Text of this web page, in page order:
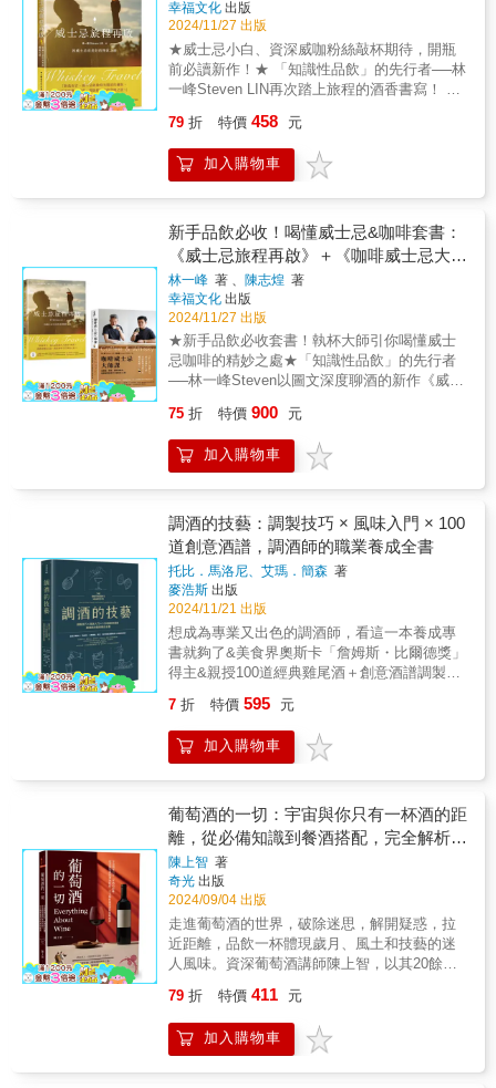
酒單4. 探討未來調酒師應具備的素養5. 展望酒
吧業的前景6. 現代調酒師如何面對永續性、環
境問題、健康問題 ☛創意酒譜先睹為快，視覺
與味覺雙重享受！🍷蜂蜜薑汁莫斯科騾子
Honey Ginger Moscow Mule 伏特加為基酒，
加入自製蜂蜜薑汁精華。 🍷蘭姆酒曼哈頓 Rum
姆酒，風味絕佳。 🍷乳酸香檳 Lactic
Champagne 具有優格那種乳酸發酵風味的香檳
調酒。 🍷山葵&白桃 Wasabi & Peach 品嘗
著桃子的味道擴散開來，然後再次浮現山葵的
味道。 🍷一生 One Life 這杯酒是由茉 莉花
茶、吟釀香、蘋果、乳酸和酸葡萄汁組成，所
有材料都相輔相成，很有整體感， 口感清新宜
人。 🍷藍紋乳酪馬丁尼 Blue cheese Martini 這
杯酒的外觀無異於一杯普通的馬丁尼，喝起來
卻像在吃一塊淋了蜂蜜的藍紋乳酪。
杯，進入餐桌和日常生活。還有關於台灣釀酒
師們如何突破傳統，結合本地葡萄與野生酵
母，打破紅白界限，為自然酒賦予了獨特的本
土風味。另外也有義大利自然酒先驅、德國土
壤專家職人專訪，帶出自然酒的深層哲學。自
然派不僅是在釀酒，更是在喚醒土壤的生命與
文化運動，以少干預的釀造方法抵抗工業化影
響，保留了葡萄酒中的「生命力」，喚起與土
地、歷史的深刻連結。《喝自然．葡萄酒生活
然、尊重風土的飲食閱讀。每篇文章、每一瓶
酒都講述著自然派的思想與行動，邀請您拋開
繁瑣規則，純粹感受自然酒帶給自己的真誠與
驚喜，發掘直擊心靈的滋與味。
幸福文化 出版
2024/11/27 出版
★威士忌小白、資深威咖粉絲敲杯期待，開瓶
前必讀新作！★ 「知識性品飲」的先行者──林
一峰Steven LIN再次踏上旅程的酒香書寫！ 一
士忌的潛移默化 精采收錄酒友們不可錯過的
QA，從品飲、調飲、選酒、產區新星一次了解
還有各種「情境式酒單」伴你選酒不迷茫，用
威士忌 這是一趟再次認識威士忌的旅程，和二
十多年前拜訪酒廠的心情全然不同，隨著品飲
經驗、對於風味的感受愈加豐富，執杯大師看
待威士忌的視野也更深遠廣闊，希冀把這份感
動與體會分享給威咖讀者們。書中收錄四個章
節，有旅程故事、有QA互動、有選酒推薦等，
適合佐杯威士忌緩緩品嚐。 Chapter1再次拜訪
威士忌 提到威士忌產區，可不只蘇格蘭、日
本，林一峰老師親自拜訪了印度、美國、瑞
典，與當地製酒者、首席調酒師的對談間，感
塑出威士忌下個世代的未來更加百花齊放！由
執杯大師引路，看看這些產區的酒廠精神有哪
些不同，以及思維的新進化。 Chapter2威咖我
好幾年的威咖們、懂葡萄酒的威士忌品飲者，
特別以三種真實人設向執杯大師提問，作者毫
不藏私，以數萬字詳細解惑，有問必答！我們
從最貼近生活的品飲疑惑、餐搭、居家調飲、
保存條件、風土、風味，還有大師推薦酒款、
產區矚目新星、如何成為「知識性品飲者」
等，也分享作者正在籌備中的精品酒廠，一同
來看看是否也有你想問的喝酒QA。 Chapter3這
出席重要場合時，如果拿出來的酒款能立刻驚
豔大家，是不是很「威」呢？執杯大師為你列
酒單，加分每個重要時刻，收錄主題如下： ▌
主題1．和台菜很搭的入門酒款 ▌主題2．和朋
友聚會自在喝的易飲酒款 ▌主題3．推坑另一半
一起喝的推薦酒款 ▌主題4．喜歡果香味的入門
酒款 ▌主題5．見威咖岳父、生意夥伴適合的酒
款 ▌主題6．喝一瓶少一瓶的逸品酒款 ▌主題
7．跟懂酒的威咖朋友一起喝的稍進階款 ★特
別收錄．專欄──威士忌裡的台灣氣味★ 喝威士
忌只能用西洋風味輪來描述或交流嗎？其實威
士忌裡也有台灣味！！Steven以你我熟悉的風
味字詞：水果、醬香、辣味、海風、蔥薑蒜、
原住民香料、茶香等，更輕鬆地理解威士忌裡
的美妙風味。 Chapter4執杯大師的新．12使徒
十多年前，林一峰老師寫下《尋找屬於自己的
12使徒》，書中分享當時摯愛的12支酒與精采
的人生故事。十多年後，老師集結「新．12使
79 折 特價 458 元
加入購物車
新手品飲必收！喝懂威士忌&咖啡套書：
《威士忌旅程再啟》＋《咖啡威士忌大師
課》
林一峰 著 、 陳志煌 著
幸福文化 出版
2024/11/27 出版
★新手品飲必收套書！執杯大師引你喝懂威士
忌咖啡的精妙之處★「知識性品飲」的先行者
──林一峰Steven以圖文深度聊酒的新作《威士
QA、情境式酒單，以及新．12使徒◆◆◆執杯
大師與Fika Fika Cafe創辦人陳志煌跨界合著
《咖啡威士忌大師課》威咖和咖啡迷不可錯過
設計到餐搭，探索咖啡與酒香碰撞的驚喜《威
士忌旅程再啟》書中精采內容───這是一趟再
次認識威士忌的旅程，和二十多年前拜訪酒廠
的心情全然不同，隨著品飲經驗、對於風味的
感受愈加豐富，執杯大師看待威士忌的視野也
更深遠廣闊，希冀把這份感動與體會分享給威
咖讀者們。書中收錄四個章節，有旅程故事、
有QA互動、有選酒推薦等，適合佐杯威士忌緩
緩品嚐。Chapter1再次拜訪威士忌提到威士忌
產區，可不只蘇格蘭、日本，林一峰老師親自
席調酒師的對談間，感受到他們的實驗精神毫
無框架、超乎想像，形塑出威士忌下個世代的
未來更加百花齊放！由執杯大師引路，看看這
進化。Chapter2威咖我想問！此章寫給剛開始
喝威士忌的小白、已喝好幾年的威咖們、懂葡
萄酒的威士忌品飲者，特別以三種真實人設向
執杯大師提問，作者毫不藏私，以數萬字詳細
解惑，有問必答！我們從最貼近生活的品飲疑
惑、餐搭、居家調飲、保存條件、風土、風
味，還有大師推薦酒款、產區矚目新星、如何
成為「知識性品飲者」等，也分享作者正在籌
的喝酒QA。Chapter3這種時候，你會需要的酒
拿出來的酒款能立刻驚豔大家，是不是很
「威」呢？執杯大師為你列酒單，加分每個重
要時刻，收錄主題如下：▌主題1．和台菜很搭
75 折 特價 900 元
加入購物車
調酒的技藝：調製技巧 × 風味入門 × 100
道創意酒譜，調酒師的職業養成全書
托比．馬洛尼、艾瑪．簡森 著
麥浩斯 出版
2024/11/21 出版
想成為專業又出色的調酒師，看這一本養成專
書就夠了&美食界奧斯卡「詹姆斯・比爾德獎」
得主&親授100道經典雞尾酒＋創意酒譜調製
味有影響嗎？添加香氣，才能賦予調酒靈魂？&
技法不同，調出來的味道也大不相同？&葉子和
水果裝飾怎麼擺，才好看？&威士忌、琴酒、香
翻開這本書，讓作者帶你全方位解析雞尾酒技
法！從調製手法、風味組合、靈感哲學、裝飾
美學、調酒工具到創意酒譜，Step by Step 帶
你逐步認識雞尾酒，了解這個多變領域的法
則。打下扎實的調酒基底，掌握每一個細節，
從平衡、溫度、質地到香氣，從攪拌法、糖漿
種類、冰塊類型到器具使用，從靈感、好奇
心、思維模式到創意與經典酒譜。&&&向專業
調酒師學習如何思考、如何品飲、如何調酒，
360度全方位掌握雞尾酒的調製知識與訣竅。不
不已的雞尾酒，你的創意靈感，更是雞尾酒展
現個性的重要關鍵。想成為出色又能施展雞尾
酒魔法的調酒師，就從翻開這本書開始吧！&好
7 折 特價 595 元
加入購物車
葡萄酒的一切：宇宙與你只有一杯酒的距
離，從必備知識到餐酒搭配，完全解析葡
萄酒的風味祕密
陳上智 著
奇光 出版
2024/09/04 出版
走進葡萄酒的世界，破除迷思，解開疑惑，拉
近距離，品飲一杯體現歲月、風土和技藝的迷
人風味。資深葡萄酒講師陳上智，以其20餘年
萄酒的世界。從迷思、品種、產區、製程，到
必備知識、選購運用、餐酒搭配，全方位解析
葡萄酒的風味祕密。◆資深葡萄酒講師陳上
79 折 特價 411 元
加入購物車